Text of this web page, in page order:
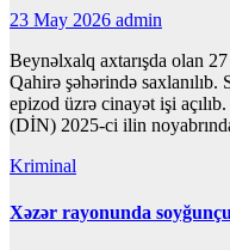
23 May 2026 admin
Beynəlxalq axtarışda olan
Qahirə şəhərində
epizod üzrə cinayət işi
(DİN) 2025-ci ilin
Kriminal
Xəzər rayonunda